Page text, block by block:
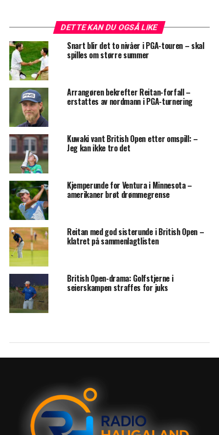
DETTE KAN DU OGSÅ LIKE
Snart blir det to nivåer i PGA-touren – skal
spilles om større summer
Arrangøren bekrefter Reitan-forfall –
erstattes av nordmann i PGA-turnering
Kuwaki vant British Open etter omspill: –
Jeg kan ikke tro det
Kjemperunde for Ventura i Minnesota –
amerikaner brøt drømmegrense
Reitan med god sisterunde i British Open –
klatret på sammenlagtlisten
British Open-drama: Golfstjerne i
seierskampen straffes for juks